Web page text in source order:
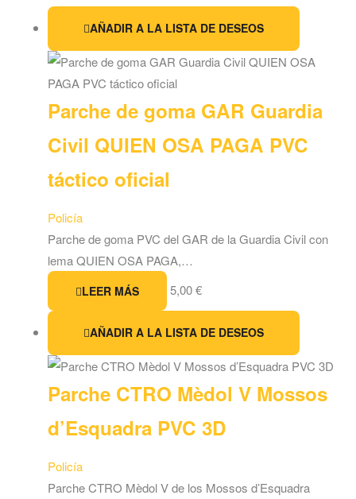
AÑADIR A LA LISTA DE DESEOS
Parche de goma GAR Guardia
Civil QUIEN OSA PAGA PVC
táctico oficial
Policía
Parche de goma PVC del GAR de la Guardia Civil con
lema QUIEN OSA PAGA,…
LEER MÁS 5,00€
AÑADIR A LA LISTA DE DESEOS
Parche CTRO Mèdol V Mossos
d’Esquadra PVC 3D
Policía
Parche CTRO Mèdol V de los Mossos d’Esquadra